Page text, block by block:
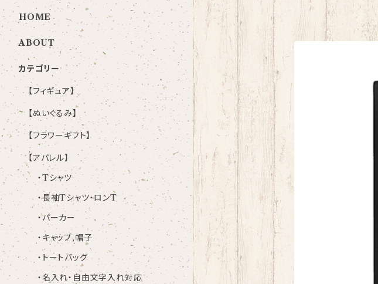
HOME
ABOUT
カテゴリー
【フィギュア】
【ぬいぐるみ】
【フラワーギフト】
【アパレル】
・Tシャツ
・長袖Tシャツ・ロンT
・パーカー
・キャップ,帽子
・トートバッグ
・名入れ・自由文字入れ対応